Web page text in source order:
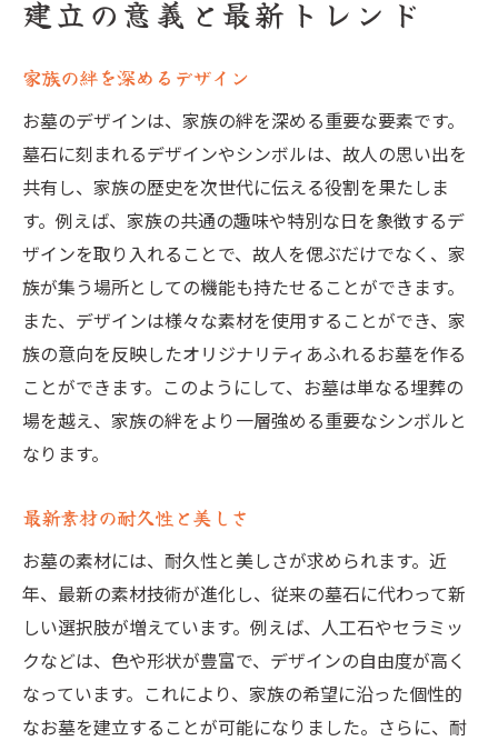
建立の意義と最新トレンド
家族の絆を深めるデザイン
お墓のデザインは、家族の絆を深める重要な要素です。
墓石に刻まれるデザインやシンボルは、故人の思い出を
共有し、家族の歴史を次世代に伝える役割を果たしま
す。例えば、家族の共通の趣味や特別な日を象徴するデ
ザインを取り入れることで、故人を偲ぶだけでなく、家
族が集う場所としての機能も持たせることができます。
また、デザインは様々な素材を使用することができ、家
族の意向を反映したオリジナリティあふれるお墓を作る
ことができます。このようにして、お墓は単なる埋葬の
場を越え、家族の絆をより一層強める重要なシンボルと
なります。
最新素材の耐久性と美しさ
お墓の素材には、耐久性と美しさが求められます。近
年、最新の素材技術が進化し、従来の墓石に代わって新
しい選択肢が増えています。例えば、人工石やセラミッ
クなどは、色や形状が豊富で、デザインの自由度が高く
なっています。これにより、家族の希望に沿った個性的
なお墓を建立することが可能になりました。さらに、耐